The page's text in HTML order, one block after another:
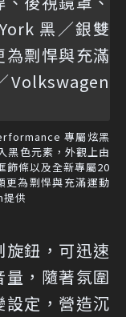
專屬炫黑
黑色元素，外觀上由
飾條以及全新專屬20
更為剽悍與充滿運動
供
鈕，可迅速
，隨著氛圍
定，營造沉